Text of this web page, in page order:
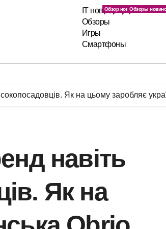
IT новости IT новости в
Обзоры
Обзоры новинок IT
Игры
Обзор новинок игр в мире.
Смартфоны
Обзоры
Як на цьому заробляє
навіть
Як на